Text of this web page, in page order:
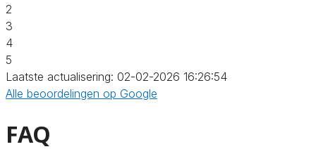
2
3
4
5
Laatste actualisering: 02-02-2026 16:26:54
Alle beoordelingen op Google
FAQ